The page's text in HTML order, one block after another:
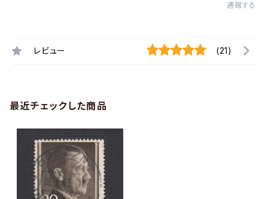
通報する
レビュー (21)
最近チェックした商品